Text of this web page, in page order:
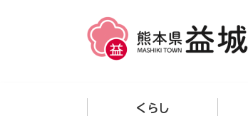
くらし